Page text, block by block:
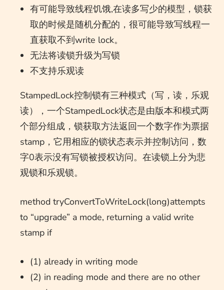
有可能导致线程饥饿,在读多写少的模型，锁获
取的时候是随机分配的，很可能导致写线程一
直获取不到write lock。
无法将读锁升级为写锁
不支持乐观读
StampedLock控制锁有三种模式（写，读，乐观
读），一个StampedLock状态是由版本和模式两
个部分组成，锁获取方法返回一个数字作为票据
stamp，它用相应的锁状态表示并控制访问，数
字0表示没有写锁被授权访问。在读锁上分为悲
观锁和乐观锁。
method tryConvertToWriteLock(long)attempts
to “upgrade” a mode, returning a valid write
stamp if
(1) already in writing mode
(2) in reading mode and there are no other